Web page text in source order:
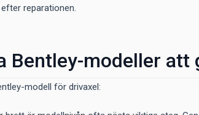
reparationen.
Bentley-modeller att
modell för drivaxel: